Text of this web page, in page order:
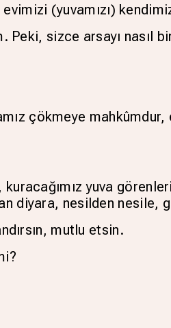
(yuvamızı)
Peki, sizce arsayı nasıl
çökmeye
yuva
diyara, nesilden nesile,
mutlu etsin.